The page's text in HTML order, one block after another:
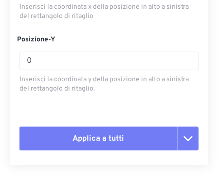
Inserisci la coordinata x della posizione in alto a sinistra
del rettangolo di ritaglio
Posizione-Y
Inserisci la coordinata y della posizione in alto a sinistra
del rettangolo di ritaglio.
Applica a tutti